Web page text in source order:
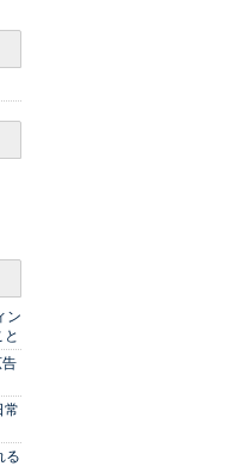
ン
と
告
常
る